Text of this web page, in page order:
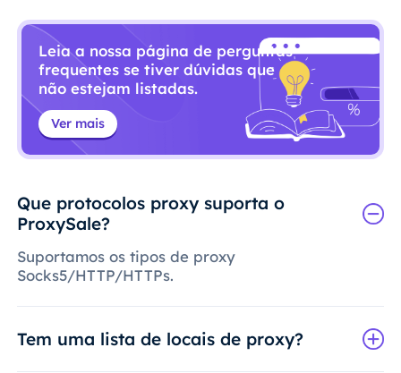
Leia a nossa página de perguntas
frequentes se tiver dúvidas que
não estejam listadas.
Ver mais
Que protocolos proxy suporta o
ProxySale?
Suportamos os tipos de proxy
Socks5/HTTP/HTTPs.
Tem uma lista de locais de proxy?